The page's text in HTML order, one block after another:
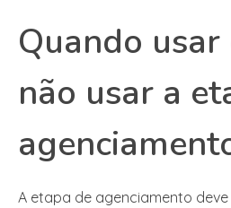
Quando
não usar a
A etapa de agenciamento